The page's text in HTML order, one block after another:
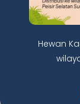
Hewan